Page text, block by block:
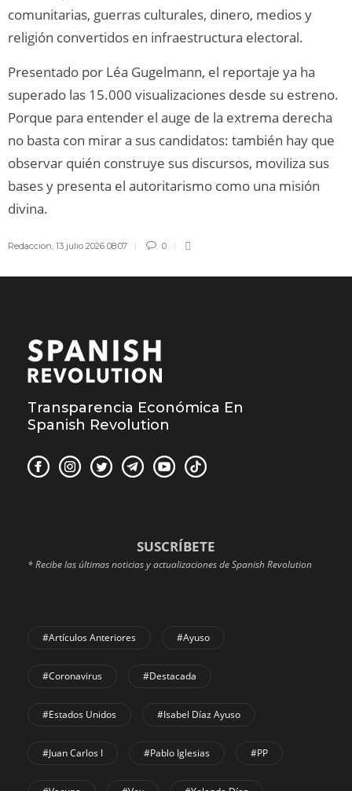
comunitarias, guerras culturales, dinero, medios y
religión convertidos en infraestructura electoral.
Presentado por Léa Gugelmann, el reportaje ya ha
superado las 15.000 visualizaciones desde su estreno.
Porque para entender el auge de la extrema derecha
no basta con mirar a sus candidatos: también hay que
observar quién construye sus discursos, moviliza sus
bases y presenta el autoritarismo como una misión
divina.
Redaccion, 13 julio 2026 08:07 0
Transparencia Económica En
Spanish Revolution
SUSCRÍBETE
* Recibe las últimas noticias y actualizaciones de Spanish Revolution
#Artículos Anteriores #Ayuso
#coronavirus #Destacada
#Estados Unidos #Isabel Díaz Ayuso
#Juan Carlos I #Pablo Iglesias #PP